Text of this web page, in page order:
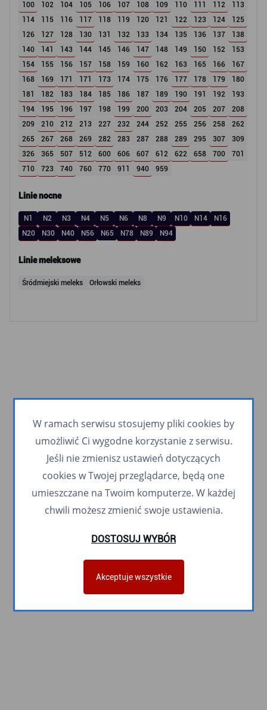
100
102 104 105 106 107 108 109 110 111 112
113
114
115 116 117 118 119 120 121 122 123 124
125
126
127 128 130 131 132 133 134 135 136 137
138
140
141 143 144 145 146 147 148 149 150 152
153
154
155 156 157 158 159 160 162 163 165 166
167
168
169 171 171 173 174 175 176 177 178 179
180
181
182 183 184 185 186 187 189 190 191 192
193
194
195 196 197 198 199 200 203 204 205 207
208
209
210 212 213 227 232 244 252 255 256 258
262
265
267 268 269 282 283 287 288 289 295 307
309
326
365 507 512 600 606 607 612 622 658 700
701
710
723 740 760 770 911 940 959
Linie nocne
N1 N2 N3 N4 N5 N6 N8 N9 N10 N14
N16
N20
N30 N40 N56 N65 N78 N89 N94
Linie meleksowe
Śródmiejski meleks Orłowski meleks
W ramach serwisu stosujemy pliki cookies by
umożliwić Ci wygodne korzystanie z serwisu.
Jeśli nie zmienisz ustawień dotyczących
cookies w Twojej przeglądarce, będą one
umieszczane na Twoim komputerze. W każdej
chwili możesz zmienić swoje ustawienia.
DOSTOSUJ WYBÓR
Akceptuje wszystkie